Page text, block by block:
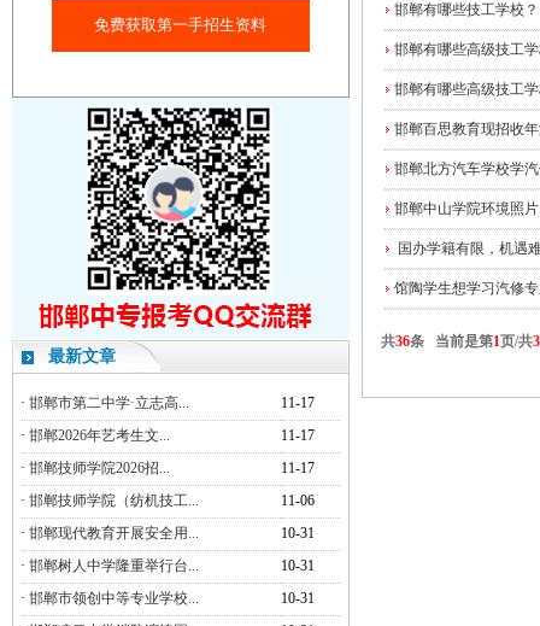
免费获取第一手招生资料
最新文章
· 邯郸市第二中学·立志高...
11-17
· 邯郸2026年艺考生文...
11-17
· 邯郸技师学院2026招...
11-17
· 邯郸技师学院（纺机技工...
11-06
· 邯郸现代教育开展安全用...
10-31
· 邯郸树人中学隆重举行台...
10-31
· 邯郸市领创中等专业学校...
10-31
邯郸有哪些技工学校？
邯郸有哪些高级技工
邯郸有哪些高级技工
邯郸百思教育现招收
邯郸北方汽车学校学
邯郸中山学院环境照片
国办学籍有限，机遇
馆陶学生想学习汽修
共36条 当前是第1页/共3